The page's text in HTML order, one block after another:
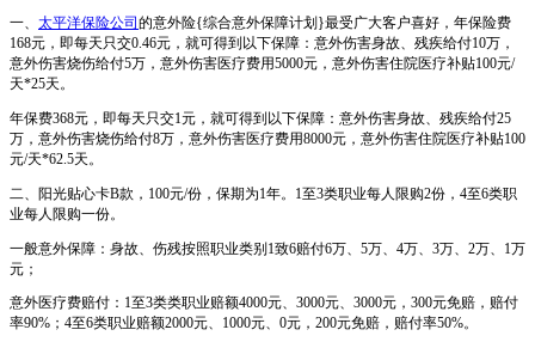
一、 太平洋保险公司的意外险{综合意外保障计划}最受广大客户喜好，年保险费
168元，即每天只交0.46元，就可得到以下保障：意外伤害身故、残疾给付10万，
意外伤害烧伤给付5万，意外伤害医疗费用5000元，意外伤害住院医疗补贴100元/
天*25天。
年保费368元，即每天只交1元，就可得到以下保障：意外伤害身故、残疾给付25
万，意外伤害烧伤给付8万，意外伤害医疗费用8000元，意外伤害住院医疗补贴100
元/天*62.5天。
二、阳光贴心卡B款，100元/份，保期为1年。1至3类职业每人限购2份，4至6类职
业每人限购一份。
一般意外保障：身故、伤残按照职业类别1致6赔付6万、5万、4万、3万、2万、1万
元；
意外医疗费赔付：1至3类类职业赔额4000元、3000元、3000元，300元免赔，赔付
率90%；4至6类职业赔额2000元、1000元、0元，200元免赔，赔付率50%。